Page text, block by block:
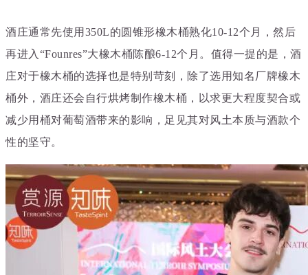
酒庄通常先使用350L的圆锥形橡木桶熟化10-12个月，然后
再进入“Founres”大橡木桶陈酿6-12个月。值得一提的是，酒
庄对于橡木桶的选择也是特别苛刻，除了选用知名厂牌橡木
桶外，酒庄还会自行烘烤制作橡木桶，以求更大程度契合或
减少用桶对葡萄酒带来的影响，足见其对风土本质与酒款个
性的坚守。